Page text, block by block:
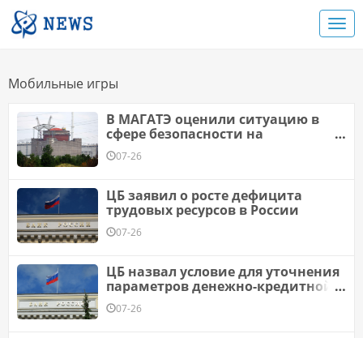
Мобильные игры
В МАГАТЭ оценили ситуацию в
сфере безопасности на
Запорожской АЭС
07-26
ЦБ заявил о росте дефицита
трудовых ресурсов в России
07-26
ЦБ назвал условие для уточнения
параметров денежно-кредитной
политики
07-26